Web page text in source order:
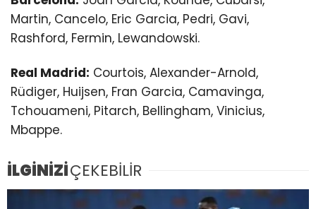
Martin, Cancelo, Eric Garcia, Pedri, Gavi,
Rashford, Fermin, Lewandowski.
Real Madrid: Courtois, Alexander-Arnold,
Rüdiger, Huijsen, Fran Garcia, Camavinga,
Tchouameni, Pitarch, Bellingham, Vinicius,
Mbappe.
İLGİNİZİÇEKEBİLİR